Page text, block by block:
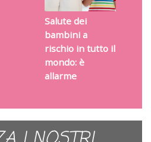
Salute dei
bambini a
rischio in tutto il
mondo: è
allarme